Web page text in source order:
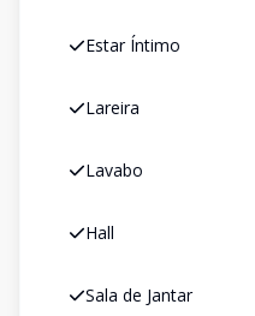
Estar Íntimo
Lareira
Lavabo
Hall
Sala de Jantar